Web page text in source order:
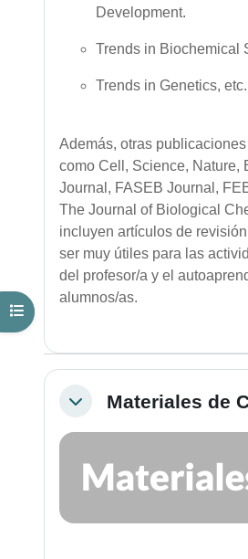
Abrir índice del curso
Development.
Trends in Biochemical
Trends in Genetics, etc.
Además, otras
como Cell, Science, Nature,
Journal, FASEB Journal,
The Journal of Biological
incluyen artículos de
ser muy útiles para las
del profesor/a y el
alumnos/as.
ColapsarMateriales de